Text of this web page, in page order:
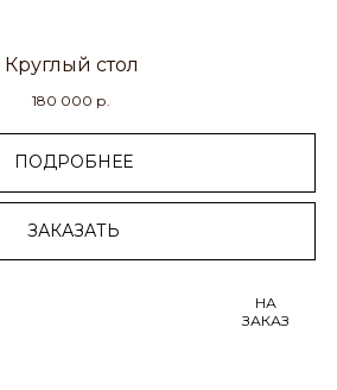
Круглый стол
180 000 р.
ПОДРОБНЕЕ
ЗАКАЗАТЬ
НА
ЗАКАЗ